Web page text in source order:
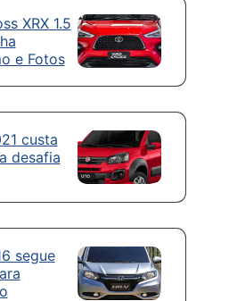
XRX 1.5
e Fotos
custa
desafia
segue